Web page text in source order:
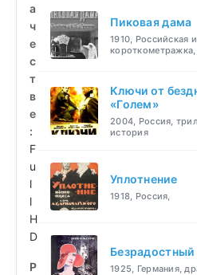
а
ч
е
с
т
в
е
:
F
u
l
l
H
D
Р
Пиковая дама
1910, Российская
Ключи от
«Голем»
2004, Россия,
история
Уплотнение
1918, Россия,
Безрадостный
1925, Германия,